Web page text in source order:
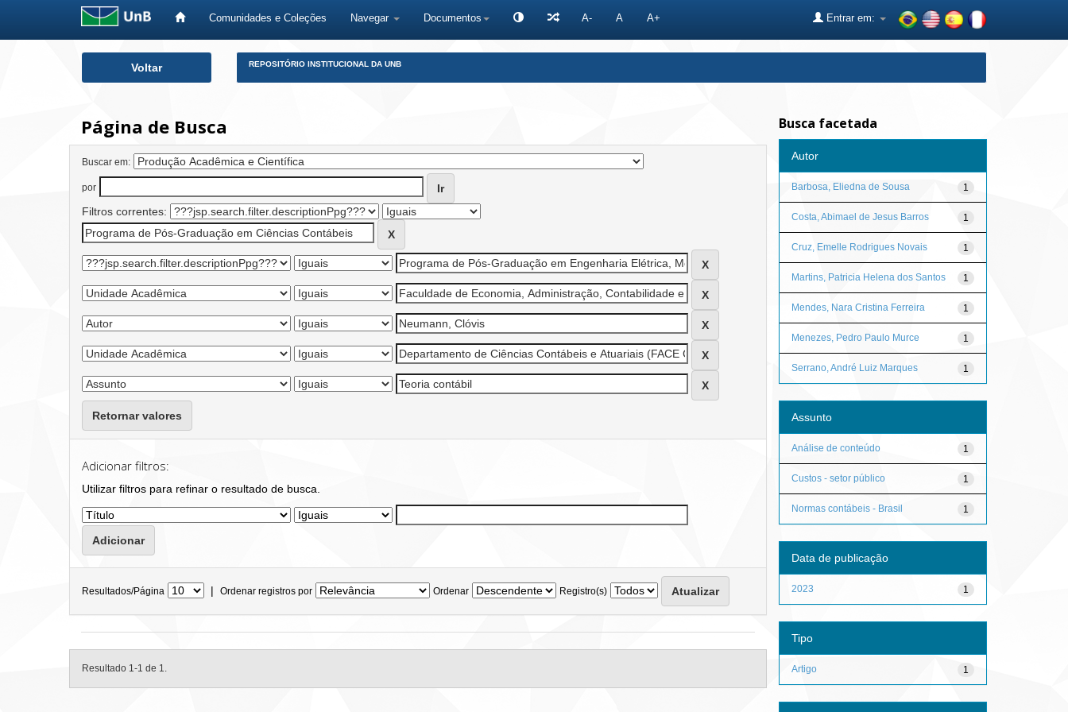
Comunidades e Coleções Navegar Documentos A- A A+ Entrar em:
Voltar REPOSITÓRIO INSTITUCIONAL DA UNB
Página de Busca
Buscar em:
por
Filtros correntes:
Retornar valores
Adicionar filtros:
Utilizar filtros para refinar o resultado de busca.
Resultados/Página | Ordenar registros por Ordenar Registro(s)
Resultado 1-1 de 1.
Busca facetada
Autor
1
Barbosa, Eliedna de Sousa
1
Costa, Abimael de Jesus Barros
1
Cruz, Emelle Rodrigues Novais
1
Martins, Patricia Helena dos Santos
1
Mendes, Nara Cristina Ferreira
1
Menezes, Pedro Paulo Murce
1
Serrano, André Luiz Marques
Assunto
1
Análise de conteúdo
1
Custos - setor público
1
Normas contábeis - Brasil
Data de publicação
1
2023
Tipo
1
Artigo